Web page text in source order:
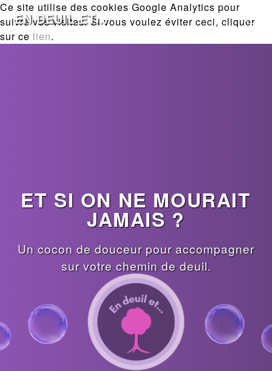
Ce site utilise des cookies Google Analytics pour
suivre vos visites. Si vous voulez éviter ceci, cliquer
sur ce lien.
EN DEUIL ET...
ET SI ON NE MOURAIT
JAMAIS ?
Un cocon de douceur pour accompagner
sur votre chemin de deuil.